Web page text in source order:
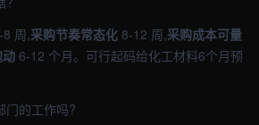
8 周,采购节奏常态化 8-12 周,采购成本可量
6-12 个月。可行起码给化工材料6个月预
门的工作吗?